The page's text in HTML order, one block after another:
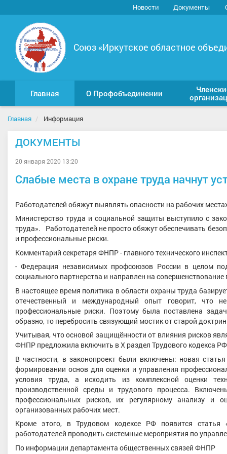
Новости Документы
Союз «Иркутское областное
Главная О Профобъединении
Главная Информация
ДОКУМЕНТЫ
20 января 2020 13:20
Слабые места в охране труда начнут
Работодателей обяжут выявлять опасности на рабочих
Министерство труда и социальной защиты выступило с
труда». Работодателей не просто обяжут обеспечивать
и профессиональные риски.
Комментарий секретаря ФНПР - главного технического
- Федерация независимых профсоюзов России в целом
социального партнерства и направлен на
В настоящее время политика в области охраны труда
отечественный и международный опыт говорит, что
профессиональные риски. Поэтому была поставлена
образно, то перебросить связующий мостик от старой
Учитывая, что основой защищённости от влияния рисков
ФНПР предложила включить в Х раздел Трудового кодекса
В частности, в законопроект были включены: новая
формировании основ для оценки и управления
условия труда, а исходить из комплексной оценки
производственной среды и трудового процесса.
профессиональных рисков, их регулярному анализу и
организованных рабочих мест.
Кроме этого, в Трудовом кодексе РФ появится
работодателей проводить системные мероприятия по
По информации департамента общественных связей ФНПР